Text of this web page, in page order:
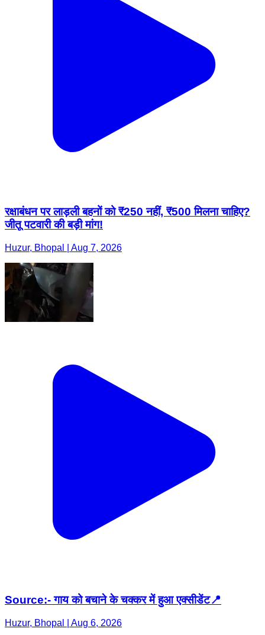
रक्षाबंधन पर लाड़ली बहनों को ₹250 नहीं, ₹500 मिलना चाहिए?
जीतू पटवारी की बड़ी मांग!
Huzur, Bhopal | Aug 7, 2026
Source:- गाय को बचाने के चक्कर में हुआ एक्सीडेंट📍
Huzur, Bhopal | Aug 6, 2026